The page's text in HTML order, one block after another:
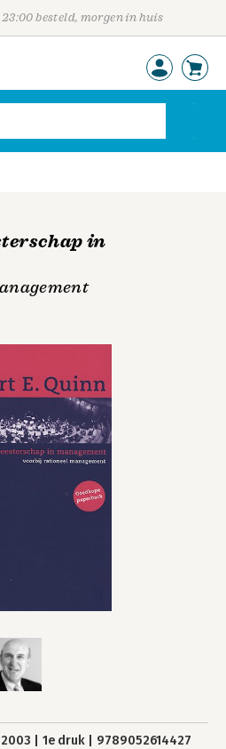
besteld, morgen in huis
in
2003 1e druk 9789052614427